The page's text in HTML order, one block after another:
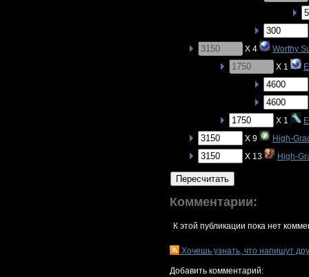
X 4
Worthy
X 1
X 1
X 9
High-
X 13
High-
Пересчитать
Комментарии:
К этой публикации пока нет
Хочешь узнать, что напишут
Добавить комментарий: